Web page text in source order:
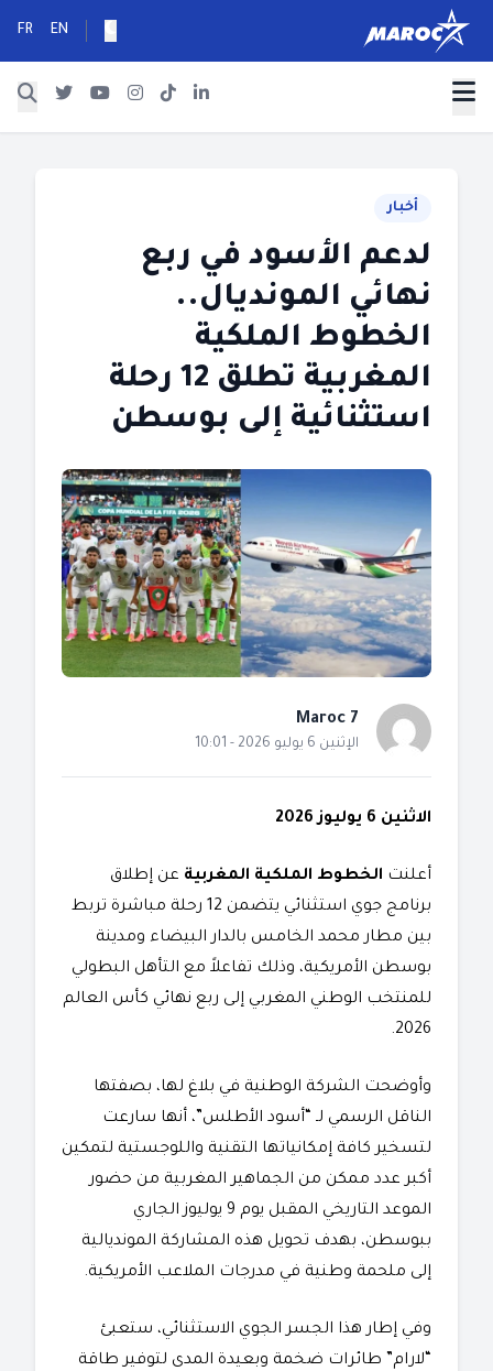
EN
FR
أخبار
لدعم الأسود في ربع
نهائي المونديال..
الخطوط الملكية
المغربية تطلق 12 رحلة
استثنائية إلى بوسطن
Maroc 7
الإثنين 6 يوليو 2026 - 10:01
الاثنين 6 يوليوز 2026
​أعلنت الخطوط الملكية المغربية عن إطلاق
برنامج جوي استثنائي يتضمن 12 رحلة مباشرة تربط
بين مطار محمد الخامس بالدار البيضاء ومدينة
بوسطن الأمريكية، وذلك تفاعلاً مع التأهل البطولي
للمنتخب الوطني المغربي إلى ربع نهائي كأس العالم
2026.
​وأوضحت الشركة الوطنية في بلاغ لها، بصفتها
الناقل الرسمي لـ “أسود الأطلس”، أنها سارعت
لتسخير كافة إمكانياتها التقنية واللوجستية لتمكين
أكبر عدد ممكن من الجماهير المغربية من حضور
الموعد التاريخي المقبل يوم 9 يوليوز الجاري
ببوسطن، بهدف تحويل هذه المشاركة المونديالية
إلى ملحمة وطنية في مدرجات الملاعب الأمريكية.
​وفي إطار هذا الجسر الجوي الاستثنائي، ستعبئ
“لارام” طائرات ضخمة وبعيدة المدى لتوفير طاقة